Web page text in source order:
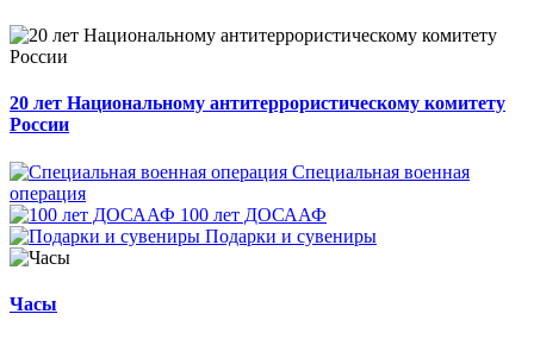
20 лет Национальному антитеррористическому комитету
России
Специальная военная
операция
100 лет ДОСААФ
Подарки и сувениры
Часы